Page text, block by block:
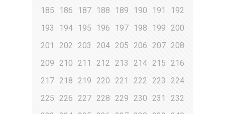
185
186 187 188 189 190 191
192
193
194 195 196 197 198 199 200
201
202 203 204 205 206 207 208
209 210 211 212 213 214 215 216
217 218 219 220 221 222 223
224
225 226 227 228 229 230 231
232